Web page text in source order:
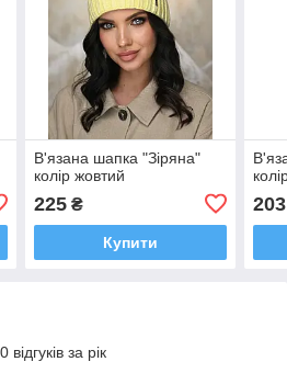
В'язана шапка "Зіряна"
колір жовтий
225₴
Купити
203
за рік